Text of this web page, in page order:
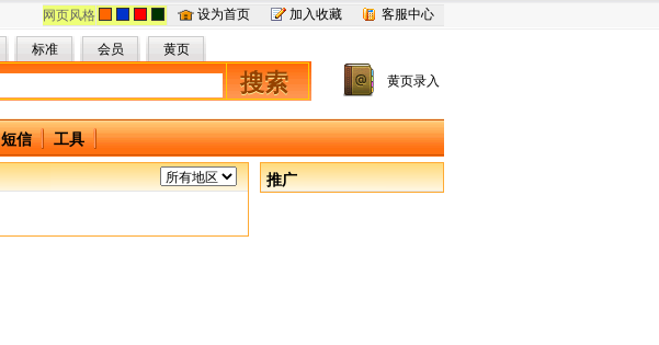
设为首页 加入收藏 客服中心
网页风格
标准 会员 黄页
搜索 黄页录入
短信 工具
推广